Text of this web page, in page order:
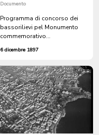
Documento
Programma di concorso dei
bassorilievi pel Monumento
commemorativo
erigersi in Lugano
6 dicembre 1897